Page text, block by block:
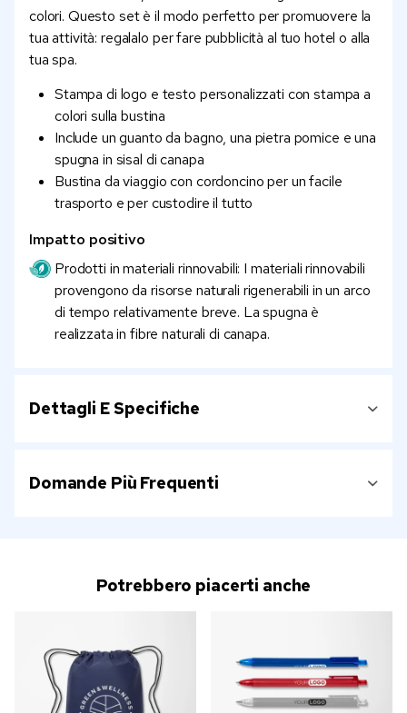
colori. Questo set è il modo perfetto per promuovere la
tua attività: regalalo per fare pubblicità al tuo hotel o alla
tua spa.
Stampa di logo e testo personalizzati con stampa a
colori sulla bustina
Include un guanto da bagno, una pietra pomice e una
spugna in sisal di canapa
Bustina da viaggio con cordoncino per un facile
trasporto e per custodire il tutto
Impatto positivo
Prodotti in materiali rinnovabili: I materiali rinnovabili
provengono da risorse naturali rigenerabili in un arco
di tempo relativamente breve. La spugna è
realizzata in fibre naturali di canapa.
Dettagli E Specifiche
Domande Più Frequenti
Potrebbero piacerti anche